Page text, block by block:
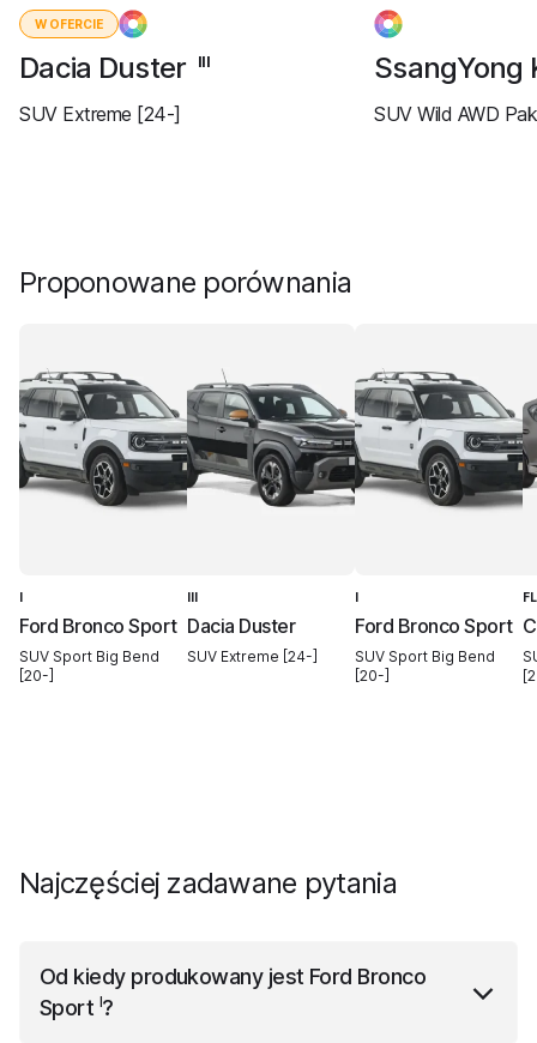
W OFERCIE
Dacia Duster III
SUV Extreme [24-]
SsangYong
SUV Wild AWD
Proponowane porównania
I
Ford Bronco Sport
SUV Sport Big Bend
[20-]
III
Dacia Duster
SUV Extreme [24-]
I
Ford Bronco Sport
SUV Sport Big Bend
[20-]
Najczęściej zadawane pytania
Od kiedy produkowany jest Ford Bronco
Sport I?